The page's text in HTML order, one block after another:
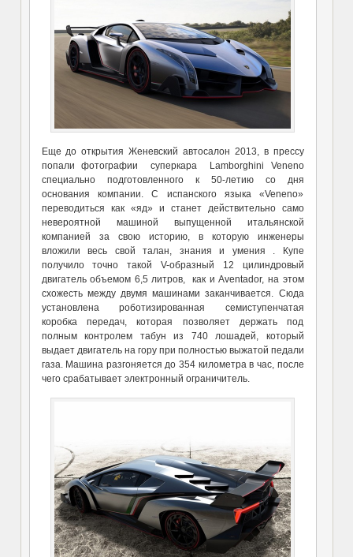
Еще до открытия Женевский автосалон 2013, в прессу
попали фотографии суперкара Lamborghini Veneno
специально подготовленного к 50-летию со дня
основания компании. С испанского языка «Veneno»
переводиться как «яд» и станет действительно само
невероятной машиной выпущенной итальянской
компанией за свою историю, в которую инженеры
вложили весь свой талан, знания и умения . Купе
получило точно такой V-образный 12 цилиндровый
двигатель объемом 6,5 литров, как и Aventador, на этом
схожесть между двумя машинами заканчивается. Сюда
установлена роботизированная семиступенчатая
коробка передач, которая позволяет держать под
полным контролем табун из 740 лошадей, который
выдает двигатель на гору при полностью выжатой педали
газа. Машина разгоняется до 354 километра в час, после
чего срабатывает электронный ограничитель.